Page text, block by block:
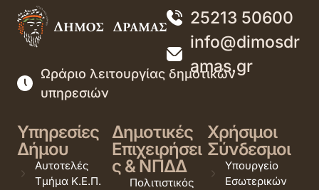
25213 50600
info@dimosdr
amas.gr
Ωράριο λειτουργίας δημοτικών
υπηρεσιών
Υπηρεσίες
Δήμου
Αυτοτελές
Τμήμα Κ.Ε.Π.
Δημοτικές
Επιχειρήσει
ς & ΝΠΔΔ
Πολιτιστικός
Χρήσιμοι
Σύνδεσμοι
Υπουργείο
Εσωτερικών